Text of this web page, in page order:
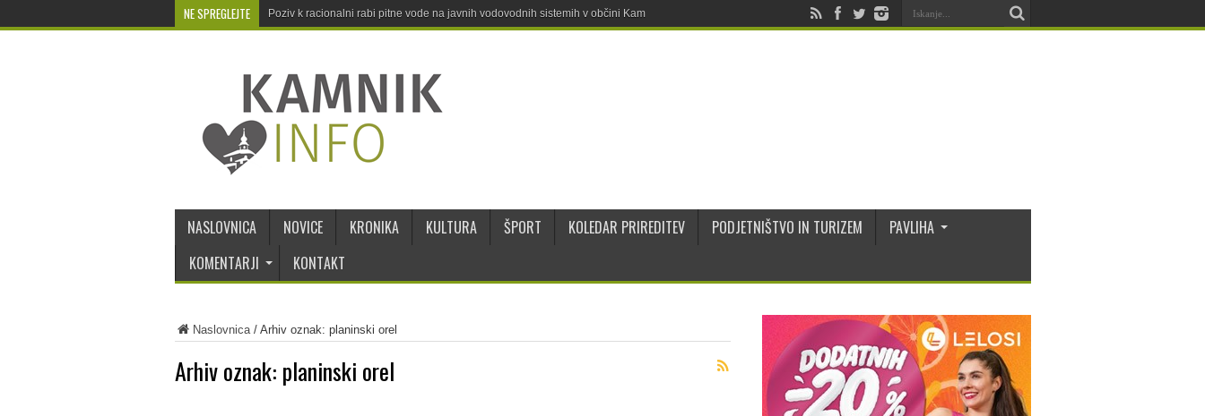
NE SPREGLEJTE Poziv k racionalni rabi pitne vode na javnih vodovodnih sistemih v občini Kamnik
NASLOVNICA NOVICE KRONIKA KULTURA ŠPORT KOLEDAR PRIREDITEV PODJETNIŠTVO IN TURIZEM
PAVLIHA
KOMENTARJI
KONTAKT
Naslovnica/ Arhiv oznak: planinski orel
Arhiv oznak: planinski orel